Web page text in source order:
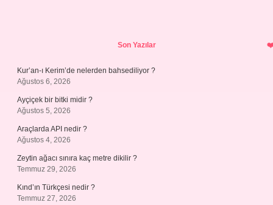
Son Yazılar
Kur’an-ı Kerim’de nelerden bahsediliyor ?
Ağustos 6, 2026
Ayçiçek bir bitki midir ?
Ağustos 5, 2026
Araçlarda API nedir ?
Ağustos 4, 2026
Zeytin ağacı sınıra kaç metre dikilir ?
Temmuz 29, 2026
Kınd’ın Türkçesi nedir ?
Temmuz 27, 2026